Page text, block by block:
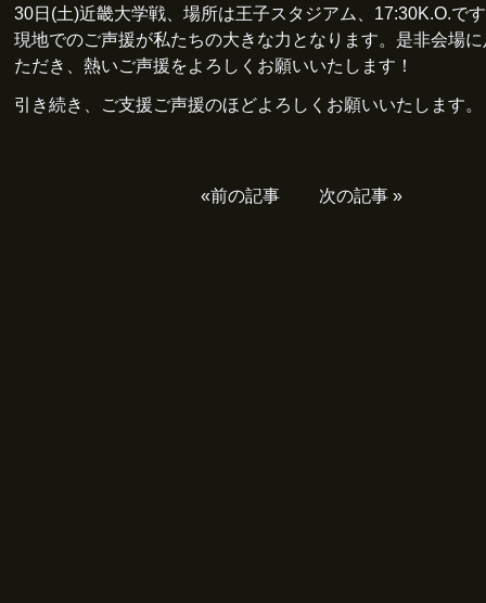
30日(土)近畿大学戦、場所は王子スタジアム、17:30K.O.で
現地でのご声援が私たちの大きな力となります。是非会場
ただき、熱いご声援をよろしくお願いいたします！
引き続き、ご支援ご声援のほどよろしくお願いいたします。
«前の記事 次の記事»